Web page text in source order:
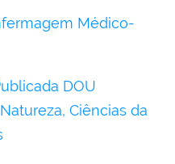
Médico-
DOU
Ciências da